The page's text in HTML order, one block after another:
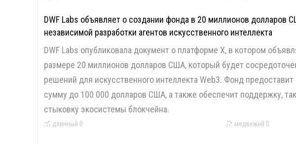
DWF Labs объявляет о создании фонда в 20 миллионов долларов
независимой разработки агентов искусственного интеллекта
DWF Labs опубликовала документ о платформе X, в котором
размере 20 миллионов долларов США, который будет
решений для искусственного интеллекта Web3. Фонд
сумму до 100 000 долларов США, а также обеспечит поддержку,
стыковку экосистемы блокчейна.
длинный 0 медвежий 0